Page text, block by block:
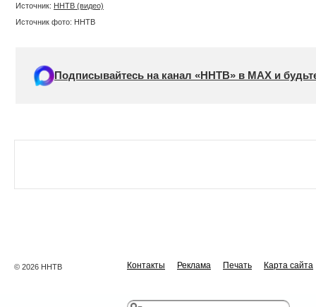
Источник: ННТВ (видео)
Источник фото: ННТВ
Подписывайтесь на канал «ННТВ» в МАХ и
© 2026 ННТВ Контакты Реклама Печать Карта сайта